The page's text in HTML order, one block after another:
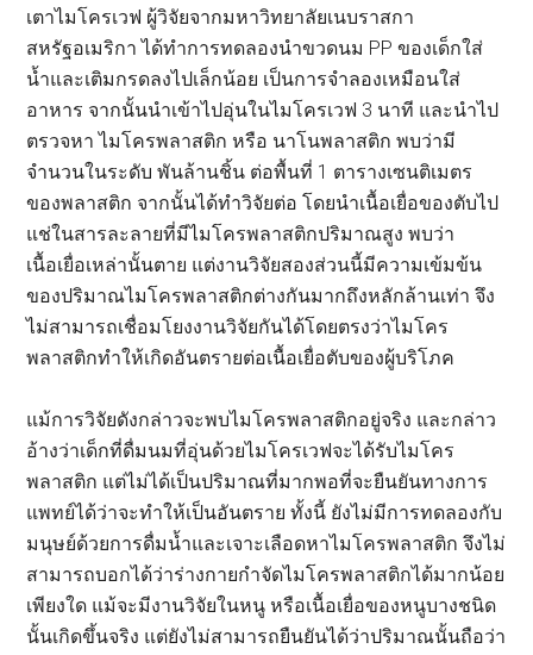
เตาไมโครเวฟ ผู้วิจัยจากมหาวิทยาลัยเนบราสกา
สหรัฐอเมริกา ได้ทำการทดลองนำขวดนม PP ของเด็กใส่
น้ำและเติมกรดลงไปเล็กน้อย เป็นการจำลองเหมือนใส่
อาหาร จากนั้นนำเข้าไปอุ่นในไมโครเวฟ 3 นาที และนำไป
ตรวจหา ไมโครพลาสติก หรือ นาโนพลาสติก พบว่ามี
จำนวนในระดับ พันล้านชิ้น ต่อพื้นที่ 1 ตารางเซนติเมตร
ของพลาสติก จากนั้นได้ทำวิจัยต่อ โดยนำเนื้อเยื่อของตับไป
แช่ในสารละลายที่มีไมโครพลาสติกปริมาณสูง พบว่า
เนื้อเยื่อเหล่านั้นตาย แต่งานวิจัยสองส่วนนี้มีความเข้มข้น
ของปริมาณไมโครพลาสติกต่างกันมากถึงหลักล้านเท่า จึง
ไม่สามารถเชื่อมโยงงานวิจัยกันได้โดยตรงว่าไมโคร
พลาสติกทำให้เกิดอันตรายต่อเนื้อเยื่อตับของผู้บริโภค
แม้การวิจัยดังกล่าวจะพบไมโครพลาสติกอยู่จริง และกล่าว
อ้างว่าเด็กที่ดื่มนมที่อุ่นด้วยไมโครเวฟจะได้รับไมโคร
พลาสติก แต่ไม่ได้เป็นปริมาณที่มากพอที่จะยืนยันทางการ
แพทย์ได้ว่าจะทำให้เป็นอันตราย ทั้งนี้ ยังไม่มีการทดลองกับ
มนุษย์ด้วยการดื่มน้ำและเจาะเลือดหาไมโครพลาสติก จึงไม่
สามารถบอกได้ว่าร่างกายกำจัดไมโครพลาสติกได้มากน้อย
เพียงใด แม้จะมีงานวิจัยในหนู หรือเนื้อเยื่อของหนูบางชนิด
นั้นเกิดขึ้นจริง แต่ยังไม่สามารถยืนยันได้ว่าปริมาณนั้นถือว่า